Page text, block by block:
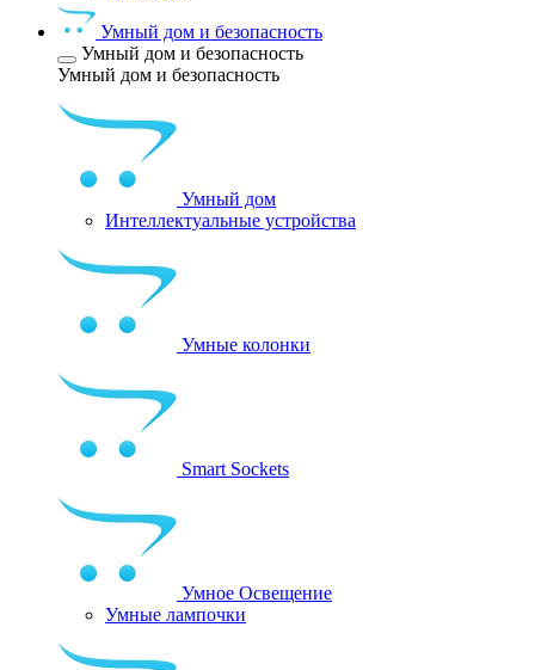
Умный дом и безопасность
Умный дом и безопасность
Умный дом и безопасность
Умный дом
Интеллектуальные устройства
Умные колонки
Smart Sockets
Умное Освещение
Умные лампочки